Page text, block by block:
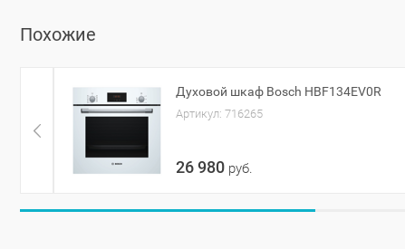
Похожие
Духовой шкаф Bosch HBF134EV0R
Артикул: 716265
26 980 руб.